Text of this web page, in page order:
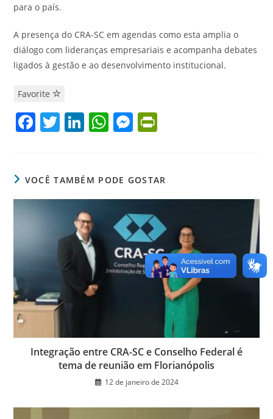
para o país.
A presença do CRA-SC em agendas como esta amplia o
diálogo com lideranças empresariais e acompanha debates
ligados à gestão e ao desenvolvimento institucional.
Favorite
F
e
b
o
k
T
er
Li
e
dI
n
W
s
A
p
p
M
e
n
g
er
ri
e
n
dl
y
VOCÊ TAMBÉM PODE GOSTAR
Integração entre CRA-SC e Conselho Federal é
tema de reunião em Florianópolis
12 de janeiro de 2024